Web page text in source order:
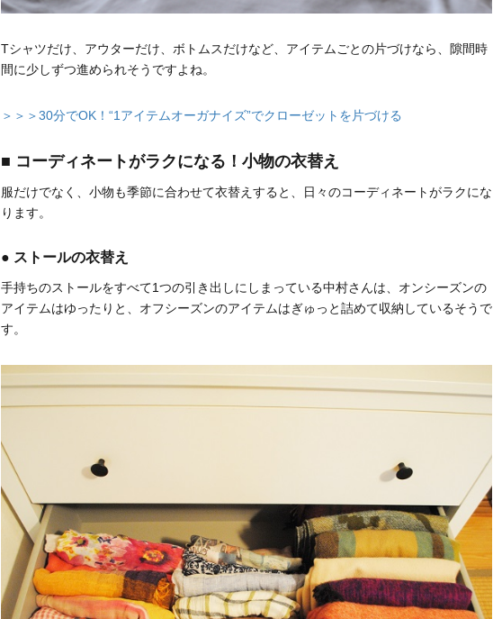
Tシャツだけ、アウターだけ、ボトムスだけなど、アイテムごとの片づけなら、隙間時
間に少しずつ進められそうですよね。
＞＞＞30分でOK！“1アイテムオーガナイズ”でクローゼットを片づける
■ コーディネートがラクになる！小物の衣替え
服だけでなく、小物も季節に合わせて衣替えすると、日々のコーディネートがラクにな
ります。
● ストールの衣替え
手持ちのストールをすべて1つの引き出しにしまっている中村さんは、オンシーズンの
アイテムはゆったりと、オフシーズンのアイテムはぎゅっと詰めて収納しているそうで
す。